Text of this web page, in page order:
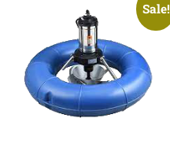
Sale!